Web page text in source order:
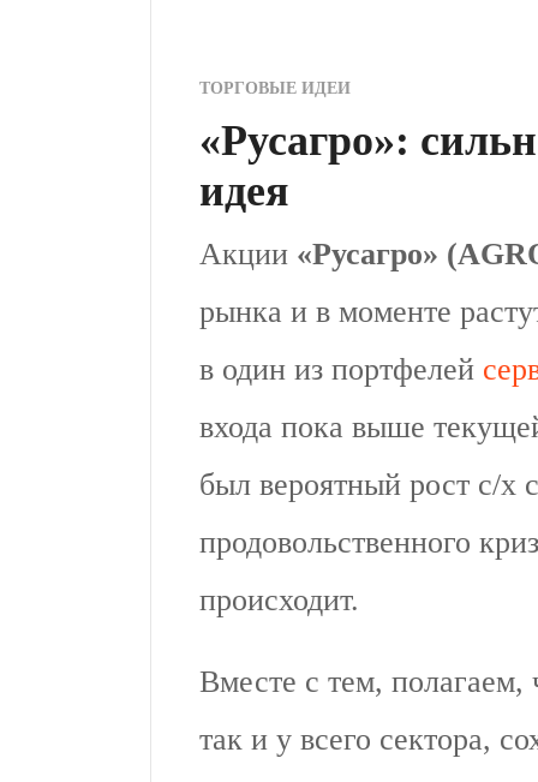
ТОРГОВЫЕ ИДЕИ
«Русагро»:
идея
Акции «Русагро»
рынка и в моменте
в один из портфелей
входа пока выше
был вероятный рост с/х
продовольственного
происходит.
Вместе с тем, полагаем,
так и у всего сектора,